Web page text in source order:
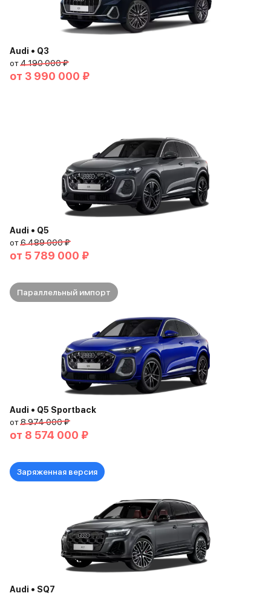
Audi • Q3
от4 190 000 ₽
от 3 990 000 ₽
Audi • Q5
от6 489 000 ₽
от 5 789 000 ₽
Параллельный импорт
Audi • Q5 Sportback
от8 974 000 ₽
от 8 574 000 ₽
Заряженная версия
Audi • SQ7